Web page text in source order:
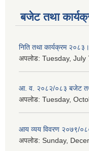
बजेट तथा
निति तथा कार्यक्रम
अपलोड: Tuesday, July
आ. व. २०८२/०८३ बजेट
अपलोड: Tuesday,
आय व्यय विवरण २०७९/
अपलोड: Sunday,